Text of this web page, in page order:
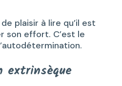
plaisir à lire qu’il est
son effort. C’est le
extrinsèque